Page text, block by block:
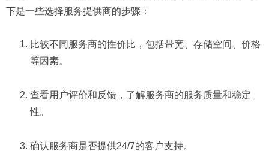
下是一些选择服务提供商的步骤：
比较不同服务商的性价比，包括带宽、存储空间、价格
等因素。
查看用户评价和反馈，了解服务商的服务质量和稳定
性。
确认服务商是否提供24/7的客户支持。